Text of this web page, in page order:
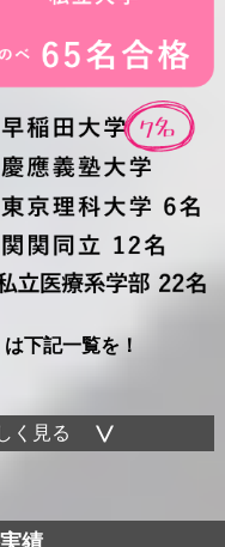
下記一覧を！
く見る
績